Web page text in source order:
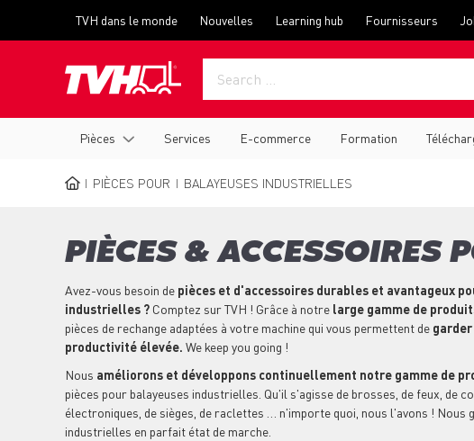
menu
TVH dans le monde Nouvelles Learning hub Fournisseurs
navigation
Pièces Services E-commerce Formation
PIÈCES POUR BALAYEUSES INDUSTRIELLES
PIÈCES & ACCESSOIRES
Avez-vous besoin de pièces et d'accessoires durables et avantageux
industrielles ? Comptez sur TVH ! Grâce à notre large gamme de
pièces de rechange adaptées à votre machine qui vous permettent de
productivité élevée. We keep you going !
Nous améliorons et développons continuellement notre gamme de
pièces pour balayeuses industrielles. Qu'il s'agisse de brosses, de feux, de
électroniques, de sièges, de raclettes … n'importe quoi, nous l'avons ! Nous
industrielles en parfait état de marche.